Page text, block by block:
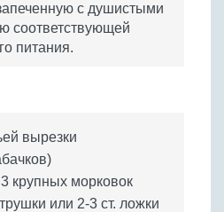
с душистыми
соответствующей
питания.
вырезки
крупных морковок
или 2-3 ст. ложки